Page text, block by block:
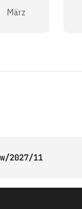
März
2027/11